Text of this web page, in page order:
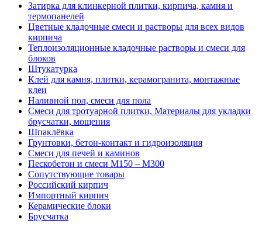
Затирка для клинкерной плитки, кирпича, камня и
термопанелей
Цветные кладочные смеси и растворы для всех видов
кирпича
Теплоизоляционные кладочные растворы и смеси для
блоков
Штукатурка
Клей для камня, плитки, керамогранита, монтажные
клеи
Наливной пол, смеси для пола
Смеси для тротуарной плитки, Материалы для укладки
брусчатки, мощения
Шпаклёвка
Грунтовки, бетон-контакт и гидроизоляция
Смеси для печей и каминов
Пескобетон и смеси М150 – М300
Сопутствующие товары
Российский кирпич
Импортный кирпич
Керамические блоки
Брусчатка